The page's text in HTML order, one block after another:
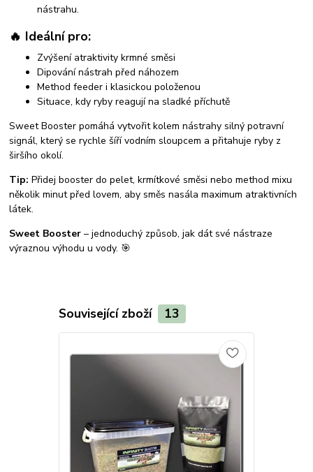
nástrahu.
🔥 Ideální pro:
Zvýšení atraktivity krmné směsi
Dipování nástrah před náhozem
Method feeder i klasickou položenou
Situace, kdy ryby reagují na sladké příchutě
Sweet Booster pomáhá vytvořit kolem nástrahy silný potravní
signál, který se rychle šíří vodním sloupcem a přitahuje ryby z
širšího okolí.
Tip: Přidej booster do pelet, krmítkové směsi nebo method mixu
několik minut před lovem, aby směs nasála maximum atraktivních
látek.
Sweet Booster – jednoduchý způsob, jak dát své nástraze
výraznou výhodu u vody. 🎯
Související zboží 13